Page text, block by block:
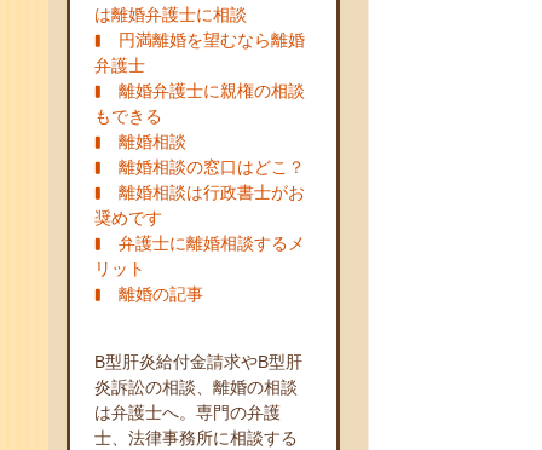
は離婚弁護士に相談
円満離婚を望むなら離婚
弁護士
離婚弁護士に親権の相談
もできる
離婚相談
離婚相談の窓口はどこ？
離婚相談は行政書士がお
奨めです
弁護士に離婚相談するメ
リット
離婚の記事
B型肝炎給付金請求やB型肝
炎訴訟の相談、離婚の相談
は弁護士へ。専門の弁護
士、法律事務所に相談する